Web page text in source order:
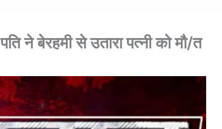
ने बेरहमी से उतारा पत्नी को मौ/त